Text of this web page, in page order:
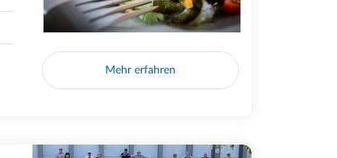
Mehr erfahren